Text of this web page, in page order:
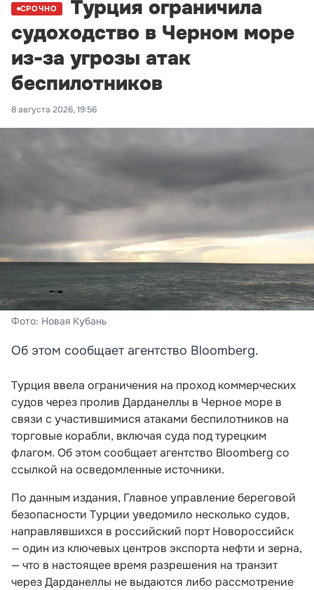
СРОЧНО
Турция ограничила
судоходство в Черном море
из-за угрозы атак
беспилотников
8 августа 2026, 19:56
Фото: Новая Кубань
Об этом сообщает агентство Bloomberg.
Турция ввела ограничения на проход коммерческих
судов через пролив Дарданеллы в Черное море в
связи с участившимися атаками беспилотников на
торговые корабли, включая суда под турецким
флагом. Об этом сообщает агентство Bloomberg со
ссылкой на осведомленные источники.
По данным издания, Главное управление береговой
безопасности Турции уведомило несколько судов,
направлявшихся в российский порт Новороссийск
— один из ключевых центров экспорта нефти и зерна,
— что в настоящее время разрешения на транзит
через Дарданеллы не выдаются либо рассмотрение